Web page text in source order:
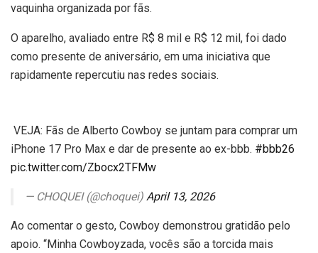
vaquinha organizada por fãs.
O aparelho, avaliado entre R$ 8 mil e R$ 12 mil, foi dado
como presente de aniversário, em uma iniciativa que
rapidamente repercutiu nas redes sociais.
VEJA: Fãs de Alberto Cowboy se juntam para comprar um
iPhone 17 Pro Max e dar de presente ao ex-bbb. #bbb26
pic.twitter.com/Zbocx2TFMw
— CHOQUEI (@choquei) April 13, 2026
Ao comentar o gesto, Cowboy demonstrou gratidão pelo
apoio. “Minha Cowboyzada, vocês são a torcida mais